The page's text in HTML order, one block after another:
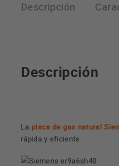
Descripción
Descripción
La placa de gas natural
rápida y eficiente.